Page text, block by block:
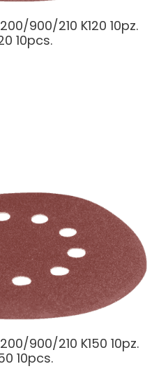
900/210 K120 10pz.
10pcs.
900/210 K150 10pz.
10pcs.